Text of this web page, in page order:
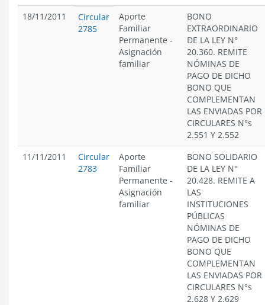
18/11/2011
Circular
2785
Aporte
Familiar
Permanente -
Asignación
familiar
BONO
EXTRAORDINARIO
DE LA LEY N°
20.360. REMITE
NÓMINAS DE
PAGO DE DICHO
BONO QUE
COMPLEMENTAN
LAS ENVIADAS POR
CIRCULARES N°s
2.551 Y 2.552
11/11/2011
Circular
2783
Aporte
Familiar
Permanente -
Asignación
familiar
BONO SOLIDARIO
DE LA LEY N°
20.428. REMITE A
LAS
INSTITUCIONES
PÚBLICAS
NÓMINAS DE
PAGO DE DICHO
BONO QUE
COMPLEMENTAN
LAS ENVIADAS POR
CIRCULARES N°s
2.628 Y 2.629